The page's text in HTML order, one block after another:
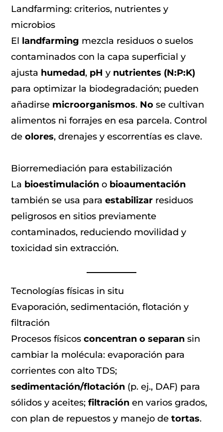
Landfarming: criterios, nutrientes y
microbios
El landfarming mezcla residuos o suelos
contaminados con la capa superficial y
ajusta humedad, pH y nutrientes (N:P:K)
para optimizar la biodegradación; pueden
añadirse microorganismos. No se cultivan
alimentos ni forrajes en esa parcela. Control
deolores, drenajes y escorrentías es clave.
Biorremediación para estabilización
La bioestimulación o bioaumentación
también se usa paraestabilizar residuos
peligrosos en sitios previamente
contaminados, reduciendo movilidad y
toxicidad sin extracción.
Tecnologías físicas in situ
Evaporación, sedimentación, flotación y
filtración
Procesos físicosconcentran o separan sin
cambiar la molécula: evaporación para
corrientes con alto TDS;
sedimentación/flotación (p. ej., DAF) para
sólidos y aceites;filtración en varios grados,
con plan de repuestos y manejo detortas.